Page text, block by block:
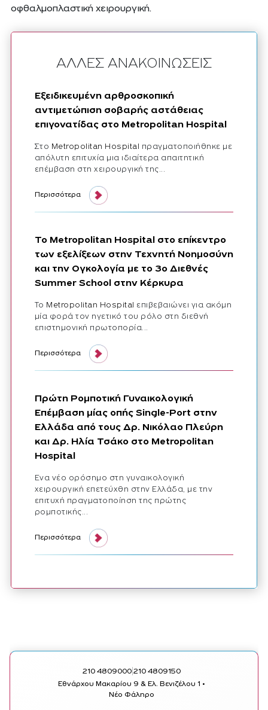
οφθαλμοπλαστική χειρουργική.
ΑΛΛΕΣ ΑΝΑΚΟΙΝΩΣΕΙΣ
Εξειδικευμένη αρθροσκοπική
αντιμετώπιση σοβαρής αστάθειας
επιγονατίδας στο Metropolitan Hospital
Στο Metropolitan Hospital
πραγματοποιήθηκε με
απόλυτη επιτυχία μια ιδιαίτερα απαιτητική
επέμβαση στη χειρουργική της...
Περισσότερα
Το Metropolitan Hospital στο επίκεντρο
των εξελίξεων στην Τεχνητή Νοημοσύνη
και την Ογκολογία με το 3ο Διεθνές
Summer School στην Κέρκυρα
Το Metropolitan Hospital
επιβεβαιώνει για ακόμη
μία φορά τον ηγετικό του ρόλο στη διεθνή
επιστημονική πρωτοπορία...
Περισσότερα
Πρώτη Ρομποτική Γυναικολογική
Επέμβαση μίας οπής Single-Port στην
Ελλάδα από τους Δρ. Νικόλαο Πλεύρη
και Δρ. Ηλία Τσάκο στο Metropolitan
Hospital
Ένα νέο ορόσημο στη γυναικολογική
χειρουργική επετεύχθη στην Ελλάδα, με την
επιτυχή πραγματοποίηση της πρώτης
ρομποτικής...
Περισσότερα
210 4809000| 210 4809150
Εθνάρχου Μακαρίου 9 & Ελ. Βενιζέλου 1 •
Νέο Φάληρο